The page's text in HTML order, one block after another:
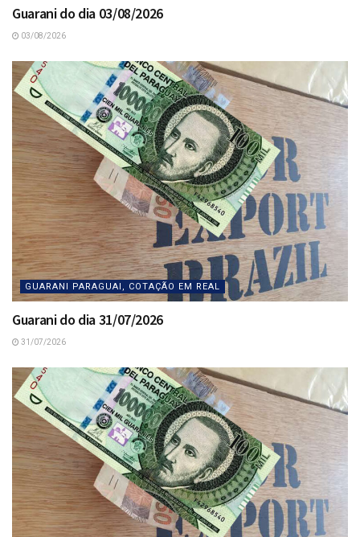
Guarani do dia 03/08/2026
03/08/2026
GUARANI PARAGUAI, COTAÇÃO EM REAL
Guarani do dia 31/07/2026
31/07/2026